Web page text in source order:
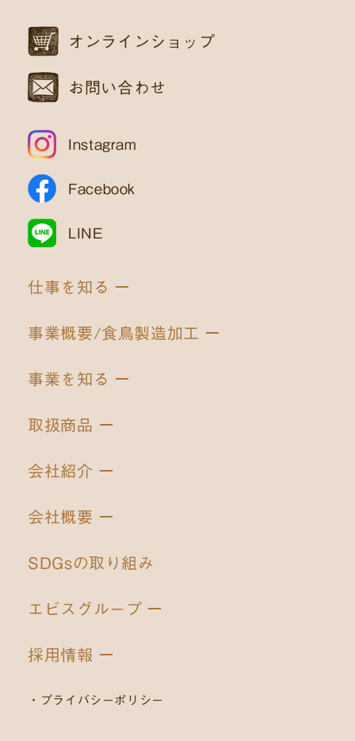
オンラインショップ
お問い合わせ
Instagram
Facebook
LINE
仕事を知る
事業概要/食鳥製造加工
事業を知る
取扱商品
会社紹介
会社概要
SDGsの取り組み
エビスグループ
採用情報
プライバシーポリシー